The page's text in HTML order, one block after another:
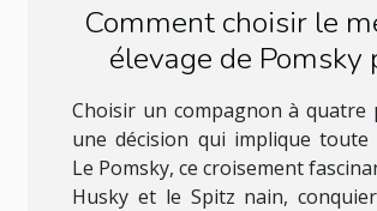
Comment choisir le
élevage de Pomsky
votre famille
Choisir un compagnon à quatre
une décision qui implique toute
Le Pomsky, ce croisement
Husky et le Spitz nain,